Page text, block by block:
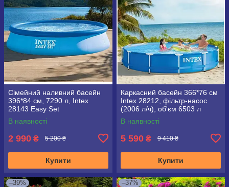
Сімейний наливний басейн
396*84 см, 7290 л, Intex
28143 Easy Set
В наявності
2 990 ₴ 5 200 ₴
Купити
Каркасний басейн 366*76 см
Intex 28212, фільтр-насос
(2006 л/ч), об'єм 6503 л
В наявності
5 590 ₴ 9 410 ₴
Купити
–39% –37%